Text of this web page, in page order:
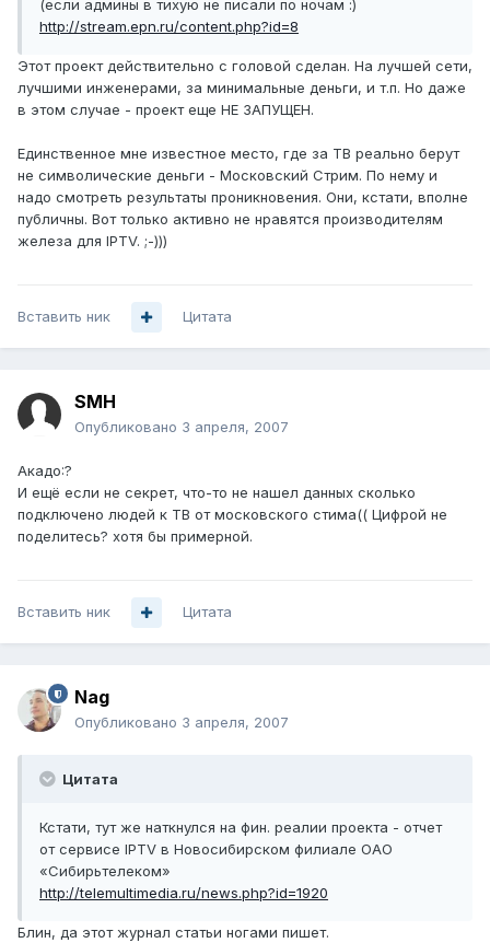
(если админы в тихую не писали по ночам :)
http://stream.epn.ru/content.php?id=8
Этот проект действительно с головой сделан. На лучшей сети,
лучшими инженерами, за минимальные деньги, и т.п. Но даже
в этом случае - проект еще НЕ ЗАПУЩЕН.
Единственное мне известное место, где за ТВ реально берут
не символические деньги - Московский Стрим. По нему и
надо смотреть результаты проникновения. Они, кстати, вполне
публичны. Вот только активно не нравятся производителям
железа для IPTV. ;-)))
Вставить ник Цитата
SMH
Опубликовано 3 апреля, 2007
Акадо:?
И ещё если не секрет, что-то не нашел данных сколько
подключено людей к ТВ от московского стима(( Цифрой не
поделитесь? хотя бы примерной.
Вставить ник Цитата
Nag
Опубликовано 3 апреля, 2007
Цитата
Кстати, тут же наткнулся на фин. реалии проекта - отчет
от сервисе IPTV в Новосибирском филиале ОАО
«Сибирьтелеком»
http://telemultimedia.ru/news.php?id=1920
Блин, да этот журнал статьи ногами пишет.